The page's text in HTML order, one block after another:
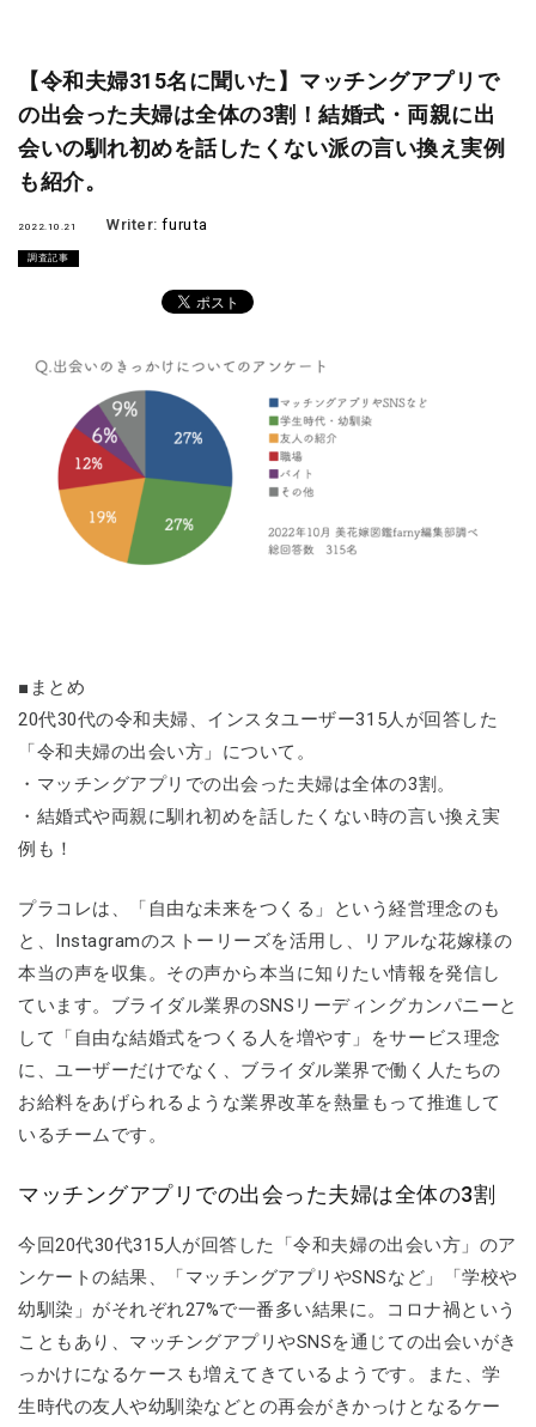
【令和夫婦315名に聞いた】マッチングアプリで
の出会った夫婦は全体の3割！結婚式・両親に出
会いの馴れ初めを話したくない派の言い換え実例
も紹介。
2022.10.21 Writer:furuta
調査記事
■まとめ
20代30代の令和夫婦、インスタユーザー315人が回答した
「令和夫婦の出会い方」について。
・マッチングアプリでの出会った夫婦は全体の3割。
・結婚式や両親に馴れ初めを話したくない時の言い換え実
例も！
プラコレは、「自由な未来をつくる」という経営理念のも
と、Instagramのストーリーズを活用し、リアルな花嫁様の
本当の声を収集。その声から本当に知りたい情報を発信し
ています。ブライダル業界のSNSリーディングカンパニーと
して「自由な結婚式をつくる人を増やす」をサービス理念
に、ユーザーだけでなく、ブライダル業界で働く人たちの
お給料をあげられるような業界改革を熱量もって推進して
いるチームです。
マッチングアプリでの出会った夫婦は全体の3割
今回20代30代315人が回答した「令和夫婦の出会い方」のア
ンケートの結果、「マッチングアプリやSNSなど」「学校や
幼馴染」がそれぞれ27%で一番多い結果に。コロナ禍という
こともあり、マッチングアプリやSNSを通じての出会いがき
っかけになるケースも増えてきているようです。また、学
生時代の友人や幼馴染などとの再会がきかっけとなるケー